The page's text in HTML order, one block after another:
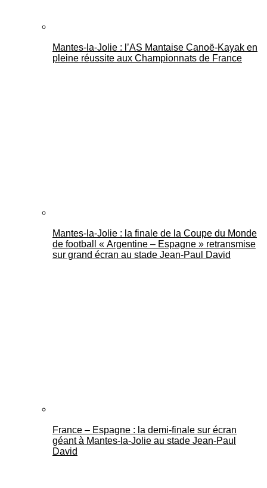
Mantes-la-Jolie : l’AS Mantaise Canoë‑Kayak en
pleine réussite aux Championnats de France
Mantes-la-Jolie : la finale de la Coupe du Monde
de football « Argentine – Espagne » retransmise
sur grand écran au stade Jean-Paul David
France – Espagne : la demi-finale sur écran
géant à Mantes-la-Jolie au stade Jean-Paul
David